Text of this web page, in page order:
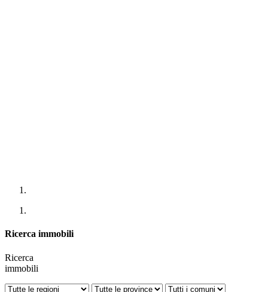
Ricerca immobili
Ricerca
immobili